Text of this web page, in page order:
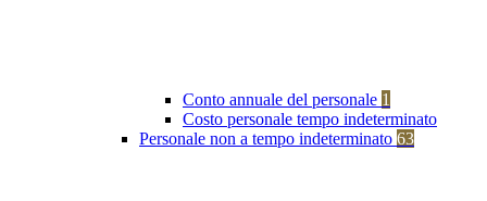
Conto annuale del personale 1
Costo personale tempo indeterminato
Personale non a tempo indeterminato 63